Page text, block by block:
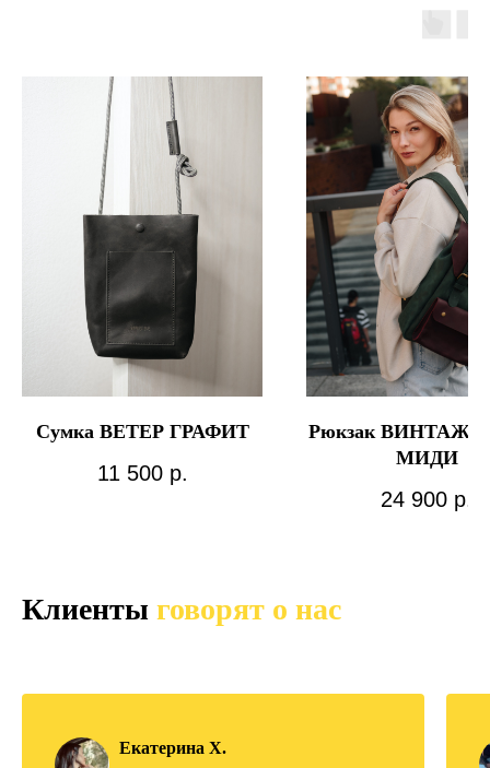
Сумка ВЕТЕР ГРАФИТ
11 500 р.
Рюкзак ВИНТАЖ
МИДИ
24 900 р.
Клиенты говорят о нас
Екатерина Х.